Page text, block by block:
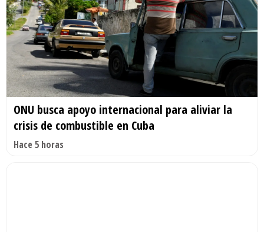
ONU busca apoyo internacional para aliviar la
crisis de combustible en Cuba
Hace 5 horas